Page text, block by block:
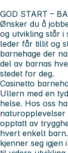
GOD START –
Ønsker du å
og utvikling står i
leder får tillit og
barnehage der
del av barnas
stedet for deg.
Casinetto
Ullern med en
helse. Hos oss
naturopplevelser
opptatt av
hvert enkelt
kjenner seg